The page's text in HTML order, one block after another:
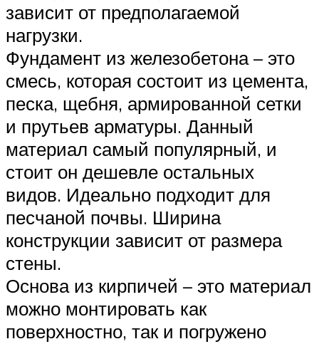
зависит от предполагаемой
нагрузки.
Фундамент из железобетона – это
смесь, которая состоит из цемента,
песка, щебня, армированной сетки
и прутьев арматуры. Данный
материал самый популярный, и
стоит он дешевле остальных
видов. Идеально подходит для
песчаной почвы. Ширина
конструкции зависит от размера
стены.
Основа из кирпичей – это материал
можно монтировать как
поверхностно, так и погружено